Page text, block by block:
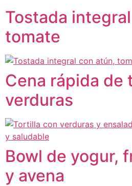
Tostada
tomate
Cena rápida de
verduras
Bowl de yogur,
y avena